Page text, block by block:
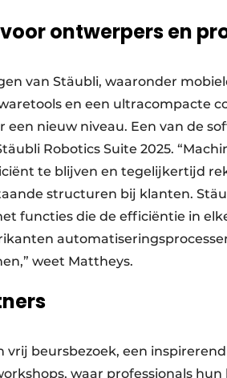
ontwerpers en
van Stäubli, waaronder
en een ultracompacte
nieuw niveau. Een van de
Robotics Suite 2025.
te blijven en tegelijkertijd
structuren bij klanten.
functies die de efficiëntie in
weet Mattheys.
vrij beursbezoek, een
waar professionals